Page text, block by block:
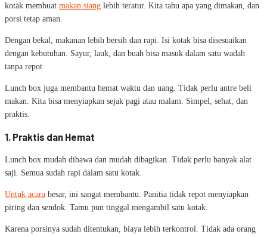
kotak membuat makan siang lebih teratur. Kita tahu apa yang dimakan, dan
porsi tetap aman.
Dengan bekal, makanan lebih bersih dan rapi. Isi kotak bisa disesuaikan
dengan kebutuhan. Sayur, lauk, dan buah bisa masuk dalam satu wadah
tanpa repot.
Lunch box juga membantu hemat waktu dan uang. Tidak perlu antre beli
makan. Kita bisa menyiapkan sejak pagi atau malam. Simpel, sehat, dan
praktis.
1. Praktis dan Hemat
Lunch box mudah dibawa dan mudah dibagikan. Tidak perlu banyak alat
saji. Semua sudah rapi dalam satu kotak.
Untuk acara besar, ini sangat membantu. Panitia tidak repot menyiapkan
piring dan sendok. Tamu pun tinggal mengambil satu kotak.
Karena porsinya sudah ditentukan, biaya lebih terkontrol. Tidak ada orang